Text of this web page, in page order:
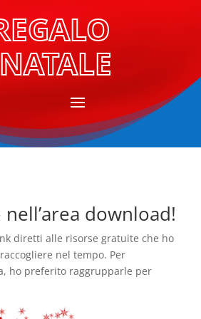
download!
diretti alle risorse gratuite che ho
nel tempo. Per
ho preferito raggrupparle per